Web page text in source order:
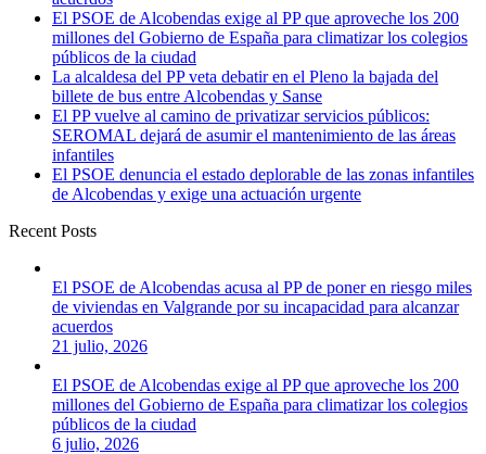
El PSOE de Alcobendas exige al PP que aproveche los 200
millones del Gobierno de España para climatizar los colegios
públicos de la ciudad
La alcaldesa del PP veta debatir en el Pleno la bajada del
billete de bus entre Alcobendas y Sanse
El PP vuelve al camino de privatizar servicios públicos:
SEROMAL dejará de asumir el mantenimiento de las áreas
infantiles
El PSOE denuncia el estado deplorable de las zonas infantiles
de Alcobendas y exige una actuación urgente
Recent Posts
El PSOE de Alcobendas acusa al PP de poner en riesgo miles
de viviendas en Valgrande por su incapacidad para alcanzar
acuerdos
21 julio, 2026
El PSOE de Alcobendas exige al PP que aproveche los 200
millones del Gobierno de España para climatizar los colegios
públicos de la ciudad
6 julio, 2026